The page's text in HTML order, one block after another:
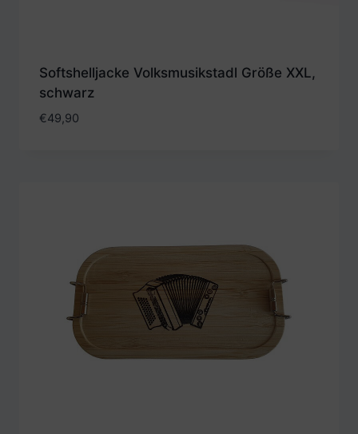
Softshelljacke Volksmusikstadl Größe XXL,
schwarz
€49,90